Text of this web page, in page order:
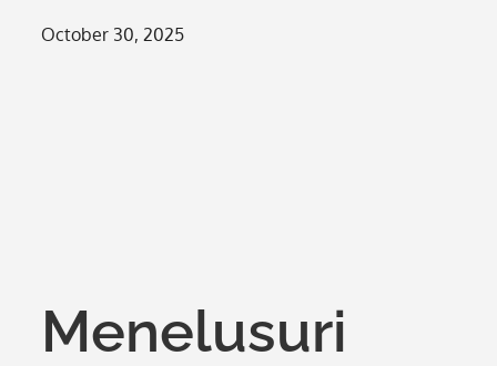
Posted
October 30, 2025
Menelusuri